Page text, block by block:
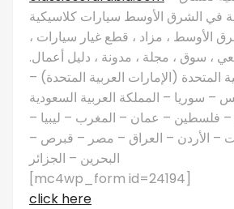
في الشرق الأوسط سيارات كلاسيكية
الأوسط ، مزاد ، قطع غيار سيارات ،
، سوق ، مجلة ، مدونة ، دليل أعمال.
المتحدة (الإمارات العربية المتحدة) –
– سوريا – المملكة العربية السعودية
فلسطين – عمان – المغرب – ليبيا –
– الأردن – العراق – مصر – قبرص –
البحرين – الجزائر
[mc4wp_form id=24194]
click here